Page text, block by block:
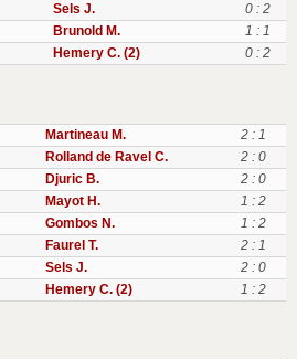
Sels J.
0 : 2
Brunold M.
1 : 1
Hemery C. (2) 0 : 2
Martineau M.
2 : 1
Rolland de Ravel C.
2 : 0
Djuric B.
2 : 0
Mayot H.
1 : 2
Gombos N.
1 : 2
Faurel T.
2 : 1
Sels J.
2 : 0
Hemery C. (2) 1 : 2